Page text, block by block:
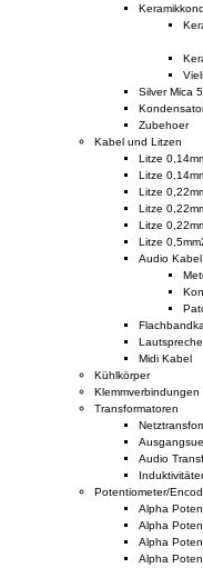
Silver Mica
Zubehoer
Kabel und Litzen
Litze
Litze
Litze
Litze
Litze
Litze
Audio Kabel
Midi Kabel
Kühlkörper
Klemmverbindungen
Transformatoren
Audio
Potentiometer/
Alpha
Alpha
Alpha
Alpha